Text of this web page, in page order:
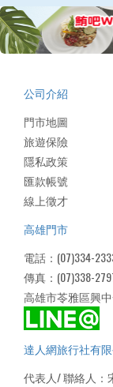
公司介紹
門市地圖
旅遊保險
隱私政策
匯款帳號
線上徵才
高雄門市
電話：(07)334-
傳真：(07)338-
高雄市苓雅區興
達人網旅行社有
代表人/ 聯絡人：